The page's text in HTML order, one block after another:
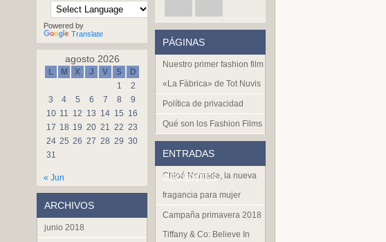
Powered by
Translate
agosto 2026
L M X J V S
D
1
2
3
4 5 6 7 8
9
10 11 12 13 14 15 16
17 18 19 20 21 22 23
24 25 26 27 28 29 30
31
« Jun
ARCHIVOS
junio 2018
PÁGINAS
Nuestro primer fashion film
«La Fàbrica» de Tot Nuvis
Política de privacidad
Qué son los Fashion Films
ENTRADAS
RECIENTES
Chloé Nomade, la nueva
fragancia para mujer
Campaña primavera 2018
Tiffany & Co: Believe In